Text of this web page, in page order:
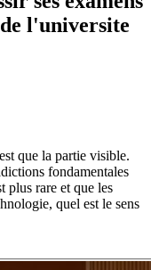
l'universite
que la partie visible.
fondamentales
plus rare et que les
quel est le sens